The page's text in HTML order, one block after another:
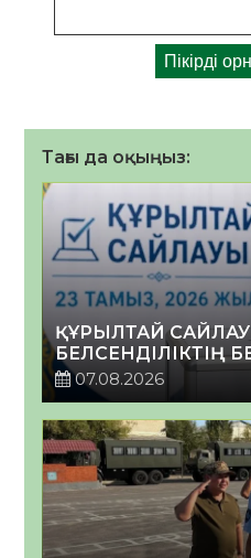
Тағы да оқыңыз:
ҚҰРЫЛТАЙ
БЕЛСЕНДІЛІКТІҢ
07.08.2026